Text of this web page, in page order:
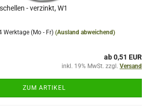
- verzinkt, W1
Werktage (Mo - Fr) (Ausland abweichend)
ab 0,51 EUR
inkl. 19% MwSt. zzgl. Versand
ZUM ARTIKEL